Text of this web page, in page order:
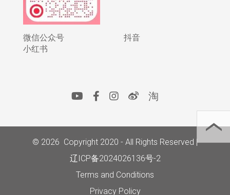
微信公众号 抖音
小红书
淘
© 2026 Copyright 2020 - All Rights Reserved |
辽ICP备2024026136号-2
Terms and Conditions
Privacy Policy